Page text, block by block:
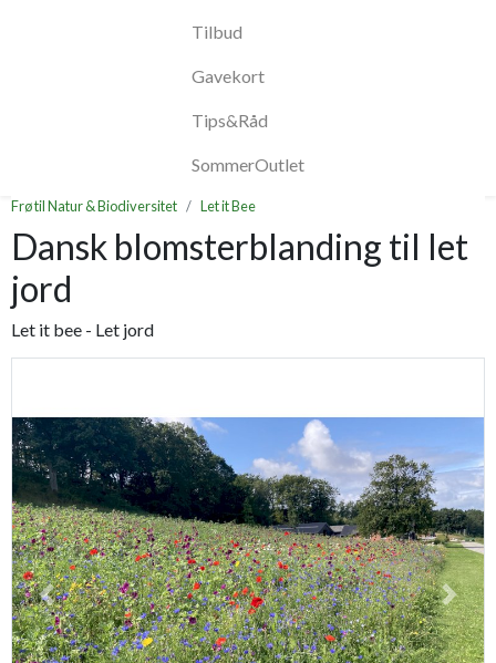
Tilbud
Gavekort
Tips&Råd
SommerOutlet
Frø til Natur & Biodiversitet Let it Bee
Dansk blomsterblanding til let
jord
Let it bee - Let jord
Previous Next